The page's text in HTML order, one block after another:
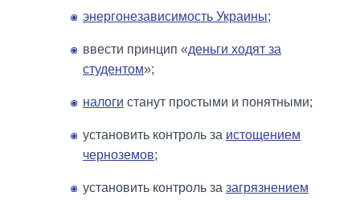
энергонезависимость Украины;
ввести принцип «деньги ходят за
студентом»;
налоги станут простыми и понятными;
установить контроль за истощением
черноземов;
установить контроль за загрязнением